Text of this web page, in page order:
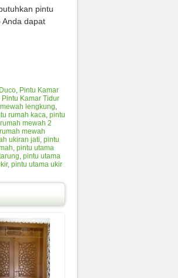
pintu
dapat
, Pintu Kamar
Pintu Kamar Tidur
lengkung,
rumah kaca, pintu
mewah 2
mewah
ukiran jati, pintu
, pintu utama
, pintu utama
, pintu utama ukir